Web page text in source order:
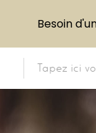
Besoin